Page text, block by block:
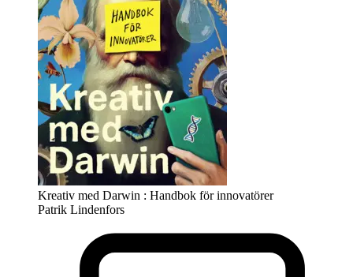
Kreativ med Darwin : Handbok för innovatörer
Patrik Lindenfors